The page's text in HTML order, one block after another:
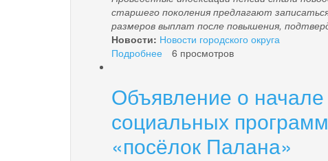
старшего поколения предлагают
размеров выплат после повышения,
Новости: Новости городского округа
Подробнее
Соцфонда
предостерегает
жителей
края
6 просмотров
Объявление о
социальных программ
«посёлок Палана»